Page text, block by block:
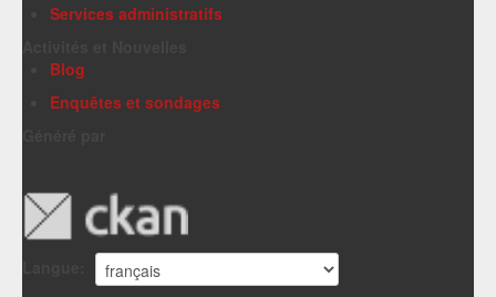
Services administratifs
Blog
Enquêtes et sondages